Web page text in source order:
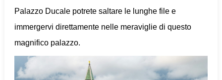
Palazzo Ducale potrete saltare le lunghe file e
immergervi direttamente nelle meraviglie di questo
magnifico palazzo.